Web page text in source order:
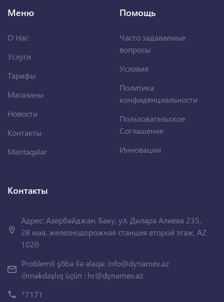
Меню
О Нас
Услуги
Тарифы
Магазины
Новости
Контакты
Məntəqələr
Помощь
Часто задаваемые
вопросы
Условия
Политика
конфиденциальности
Пользовательское
Соглашение
Инновации
Контакты
Адрес: Азербайджан, Баку, ул. Дилара Алиева 235,
28 мая, железнодорожная станция второй этаж, AZ
1020
Problemli şöbə ilə əlaqə: info@dynamex.az
Əməkdaşlıq üçün : hr@dynamex.az
*7171